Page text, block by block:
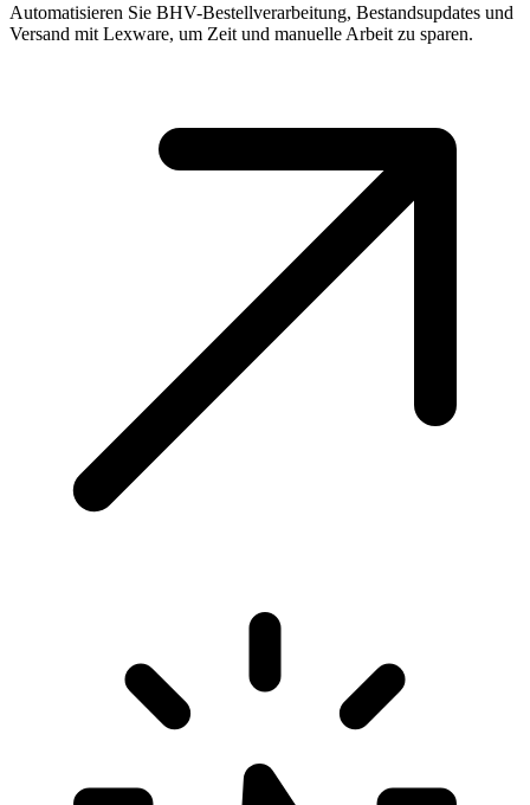
Automatisieren Sie BHV-Bestellverarbeitung, Bestandsupdates und
Versand mit Lexware, um Zeit und manuelle Arbeit zu sparen.